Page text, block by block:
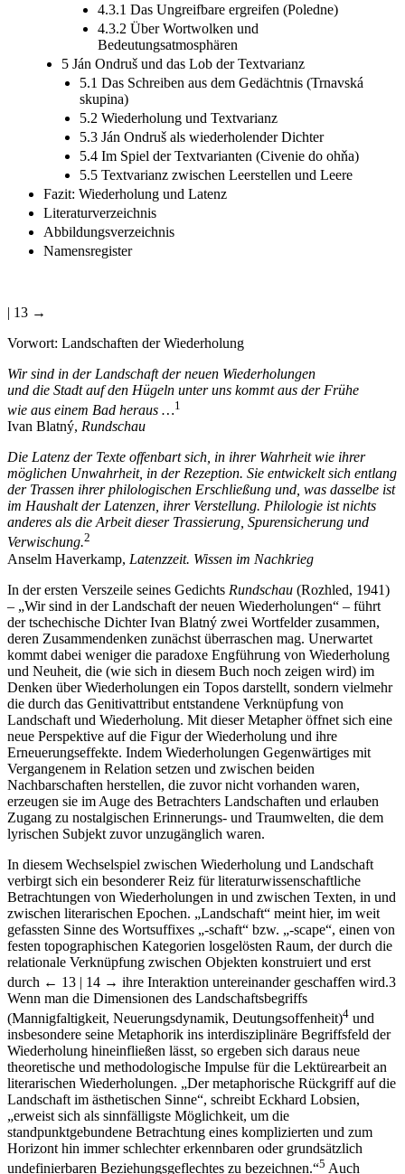
4.3.1 Das Ungreifbare ergreifen (Poledne)
4.3.2 Über Wortwolken und
Bedeutungsatmosphären
5 Ján Ondruš und das Lob der Textvarianz
5.1 Das Schreiben aus dem Gedächtnis (Trnavská
skupina)
5.2 Wiederholung und Textvarianz
5.3 Ján Ondruš als wiederholender Dichter
5.4 Im Spiel der Textvarianten (Civenie do ohňa)
5.5 Textvarianz zwischen Leerstellen und Leere
Fazit: Wiederholung und Latenz
Literaturverzeichnis
Abbildungsverzeichnis
Namensregister
| 13 →
Vorwort: Landschaften der Wiederholung
Wir sind in der Landschaft der neuen Wiederholungen
und die Stadt auf den Hügeln unter uns kommt aus der Frühe
wie aus einem Bad heraus …1
Ivan Blatný, Rundschau
Die Latenz der Texte offenbart sich, in ihrer Wahrheit wie ihrer
möglichen Unwahrheit, in der Rezeption. Sie entwickelt sich entlang
der Trassen ihrer philologischen Erschließung und, was dasselbe ist
im Haushalt der Latenzen, ihrer Verstellung. Philologie ist nichts
anderes als die Arbeit dieser Trassierung, Spurensicherung und
Verwischung.2
Anselm Haverkamp, Latenzzeit. Wissen im Nachkrieg
In der ersten Verszeile seines Gedichts Rundschau (Rozhled, 1941)
– „Wir sind in der Landschaft der neuen Wiederholungen“ – führt
der tschechische Dichter Ivan Blatný zwei Wortfelder zusammen,
deren Zusammendenken zunächst überraschen mag. Unerwartet
kommt dabei weniger die paradoxe Engführung von Wiederholung
und Neuheit, die (wie sich in diesem Buch noch zeigen wird) im
Denken über Wiederholungen ein Topos darstellt, sondern vielmehr
die durch das Genitivattribut entstandene Verknüpfung von
Landschaft und Wiederholung. Mit dieser Metapher öffnet sich eine
neue Perspektive auf die Figur der Wiederholung und ihre
Erneuerungseffekte. Indem Wiederholungen Gegenwärtiges mit
Vergangenem in Relation setzen und zwischen beiden
Nachbarschaften herstellen, die zuvor nicht vorhanden waren,
erzeugen sie im Auge des Betrachters Landschaften und erlauben
Zugang zu nostalgischen Erinnerungs- und Traumwelten, die dem
lyrischen Subjekt zuvor unzugänglich waren.
In diesem Wechselspiel zwischen Wiederholung und Landschaft
verbirgt sich ein besonderer Reiz für literaturwissenschaftliche
Betrachtungen von Wiederholungen in und zwischen Texten, in und
zwischen literarischen Epochen. „Landschaft“ meint hier, im weit
gefassten Sinne des Wortsuffixes „-schaft“ bzw. „-scape“, einen von
festen topographischen Kategorien losgelösten Raum, der durch die
relationale Verknüpfung zwischen Objekten konstruiert und erst
durch ← 13 | 14 → ihre Interaktion untereinander geschaffen wird.3
Wenn man die Dimensionen des Landschaftsbegriffs
(Mannigfaltigkeit, Neuerungsdynamik, Deutungsoffenheit)4 und
insbesondere seine Metaphorik ins interdisziplinäre Begriffsfeld der
Wiederholung hineinfließen lässt, so ergeben sich daraus neue
theoretische und methodologische Impulse für die Lektürearbeit an
literarischen Wiederholungen. „Der metaphorische Rückgriff auf die
Landschaft im ästhetischen Sinne“, schreibt Eckhard Lobsien,
„erweist sich als sinnfälligste Möglichkeit, um die
standpunktgebundene Betrachtung eines komplizierten und zum
Horizont hin immer schlechter erkennbaren oder grundsätzlich
undefinierbaren Beziehungsgeflechtes zu bezeichnen.“5 Auch